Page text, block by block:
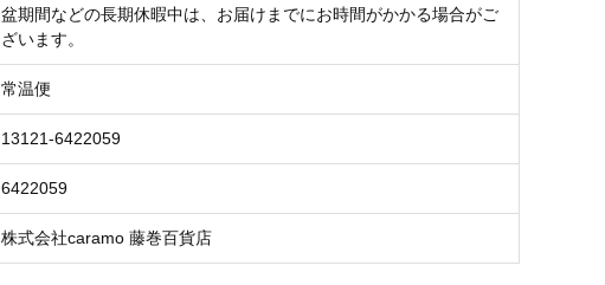
盆期間などの長期休暇中は、お届けまでにお時間がかかる場合がご
ざいます。
常温便
13121-6422059
6422059
株式会社caramo 藤巻百貨店